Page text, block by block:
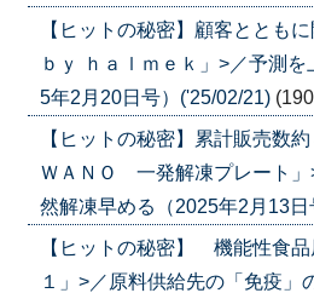
【ヒットの秘密】顧客ととも
ｂｙ ｈａｌｍｅｋ」>／予測
5年2月20日号）('25/02/21)
【ヒットの秘密】累計販売数
ＷＡＮＯ 一発解凍プレート」
然解凍早める（2025年2月13
【ヒットの秘密】 機能性食
１」>／原料供給先の「免疫」